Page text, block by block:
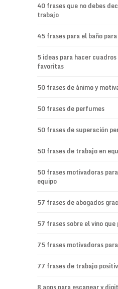
40 frases que no debes
trabajo
45 frases para el baño
5 ideas para hacer
favoritas
50 frases de ánimo y
50 frases de perfumes
50 frases de superación
50 frases de trabajo en
50 frases motivadoras
equipo
57 frases de abogados
57 frases sobre el vino que
75 frases motivadoras
77 frases de trabajo
8 apps para escanear y